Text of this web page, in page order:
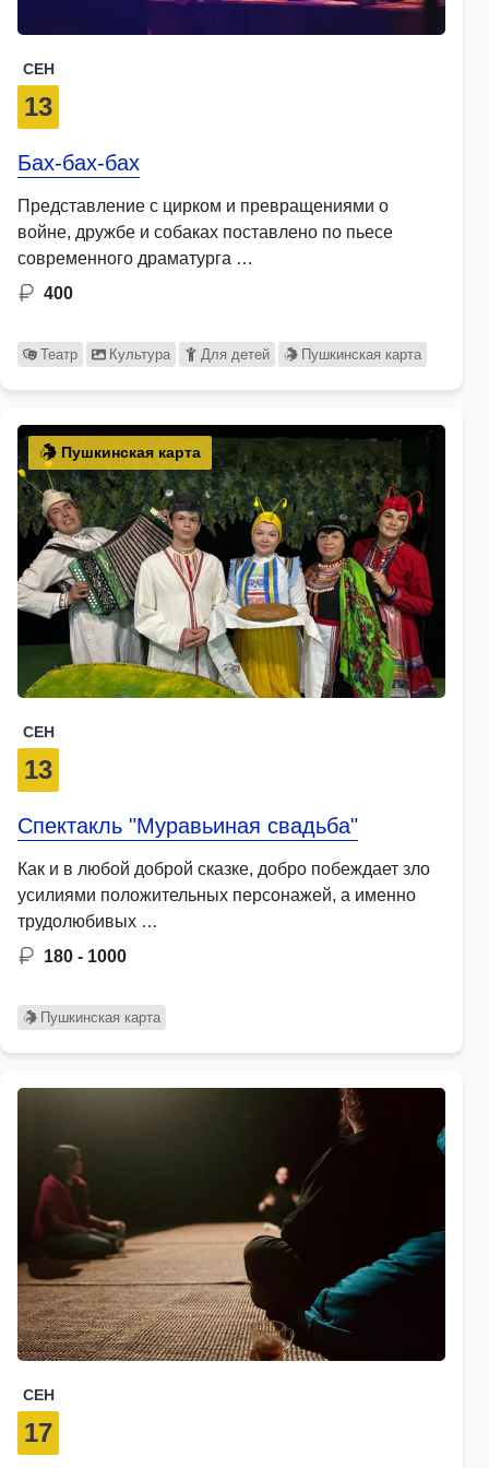
СЕН
13
Бах-бах-бах
Представление с цирком и превращениями о
войне, дружбе и собаках поставлено по пьесе
современного драматурга …
400
Театр Культура Для детей Пушкинская карта
Пушкинская карта
СЕН
13
Спектакль "Муравьиная свадьба"
Как и в любой доброй сказке, добро побеждает зло
усилиями положительных персонажей, а именно
трудолюбивых …
180 - 1000
Пушкинская карта
СЕН
17